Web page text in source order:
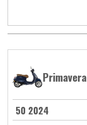
Primavera
50 2024